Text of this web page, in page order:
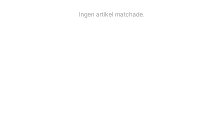
Ingen artikel matchade.